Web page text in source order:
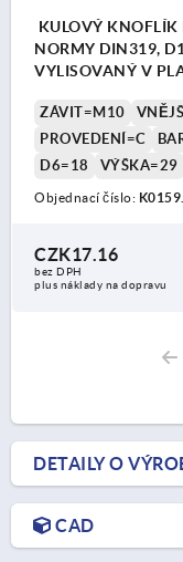
KULOVÝ KNOFLÍK
NORMY DIN319,
VYLISOVANÝ V
ZÁVIT=M10
PROVEDENÍ=C
D6=18
VÝŠKA=29
Objednací číslo:
CZK17.16
bez DPH
plus náklady na dopravu
DETAILY O
CAD